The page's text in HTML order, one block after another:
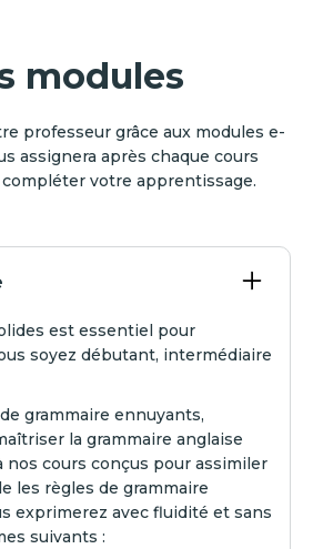
modules
professeur grâce aux modules e-
assignera après chaque cours
votre apprentissage.
est essentiel pour
soyez débutant, intermédiaire
grammaire ennuyants,
la grammaire anglaise
nos cours conçus pour assimiler
les règles de grammaire
exprimerez avec fluidité et sans
suivants :